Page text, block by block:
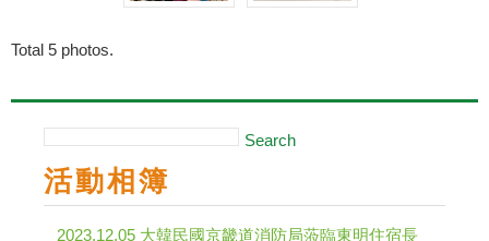
Total 5 photos.
Search
活動相簿
2023.12.05 大韓民國京畿道消防局蒞臨東明住宿長